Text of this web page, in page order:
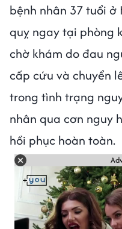
bệnh nhân 37 tuổi ở
quỵ ngay tại phòng
chờ khám do đau
cấp cứu và chuyển
trong tình trạng
nhân qua cơn nguy
hồi phục hoàn toàn.